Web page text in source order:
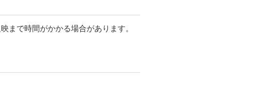
まで時間がかかる場合があります。